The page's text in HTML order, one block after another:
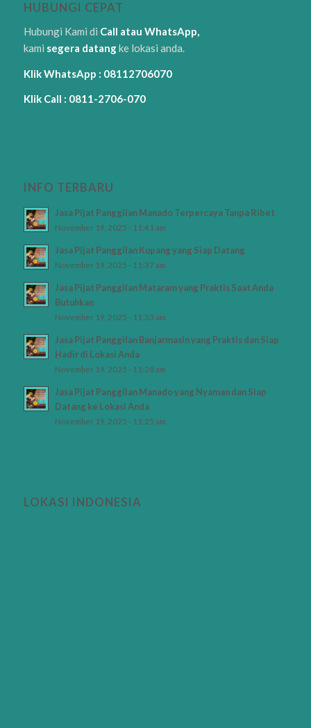
HUBUNGI CEPAT
Hubungi Kami di Call atau WhatsApp,
kami segera datangke lokasi anda.
Klik WhatsApp : 08112706070
Klik Call : 0811-2706-070
INFO TERBARU
Jasa Pijat Panggilan Manado Terpercaya Tanpa Ribet
November 19, 2025 - 11:41 am
Jasa Pijat Panggilan Kupang yang Siap Datang
November 19, 2025 - 11:37 am
Jasa Pijat Panggilan Mataram yang Praktis Saat Anda
Butuhkan
November 19, 2025 - 11:33 am
Jasa Pijat Panggilan Banjarmasin yang Praktis dan Siap
Hadir di Lokasi Anda
November 19, 2025 - 11:28 am
Jasa Pijat Panggilan Manado yang Nyaman dan Siap
Datang ke Lokasi Anda
November 19, 2025 - 11:25 am
LOKASI INDONESIA